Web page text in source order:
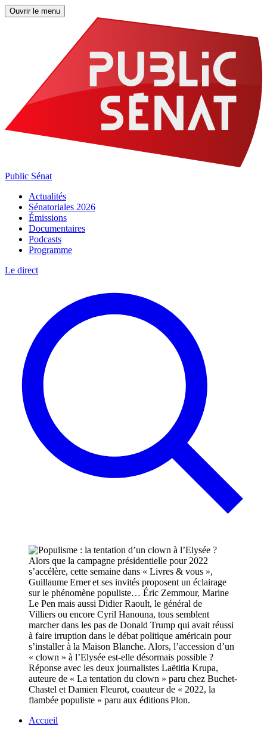
Ouvrir le menu
Public Sénat
Actualités
Sénatoriales 2026
Émissions
Documentaires
Podcasts
Programme
Le direct
Alors que la campagne présidentielle pour 2022
s’accélère, cette semaine dans « Livres & vous »,
Guillaume Erner et ses invités proposent un éclairage
sur le phénomène populiste… Éric Zemmour, Marine
Le Pen mais aussi Didier Raoult, le général de
Villiers ou encore Cyril Hanouna, tous semblent
marcher dans les pas de Donald Trump qui avait réussi
à faire irruption dans le débat politique américain pour
s’installer à la Maison Blanche. Alors, l’accession d’un
« clown » à l’Elysée est-elle désormais possible ?
Réponse avec les deux journalistes Laëtitia Krupa,
auteure de « La tentation du clown » paru chez Buchet-
Chastel et Damien Fleurot, coauteur de « 2022, la
flambée populiste » paru aux éditions Plon.
Accueil